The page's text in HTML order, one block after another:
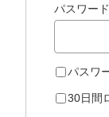
パスワード
パスワ
30日間